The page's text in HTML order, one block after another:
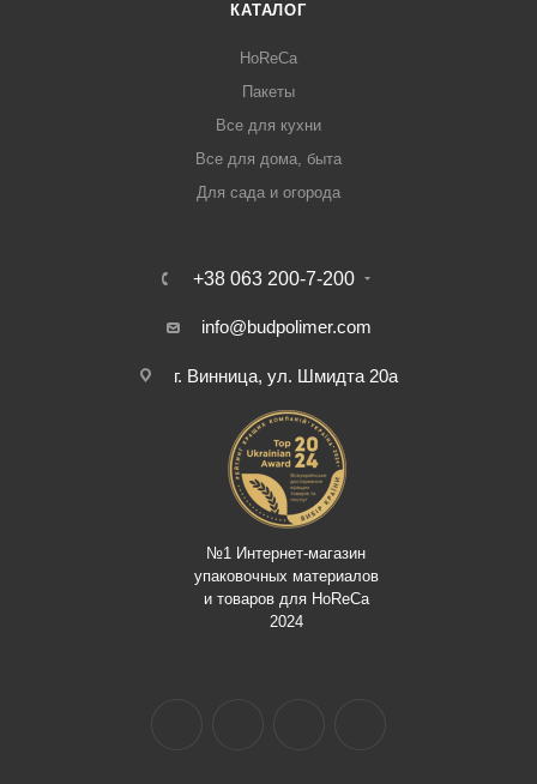
КАТАЛОГ
HoReCa
Пакеты
Все для кухни
Все для дома, быта
Для сада и огорода
+38 063 200-7-200
info@budpolimer.com
г. Винница, ул. Шмидта 20а
№1 Интернет-магазин
упаковочных материалов
и товаров для HoReCa
2024